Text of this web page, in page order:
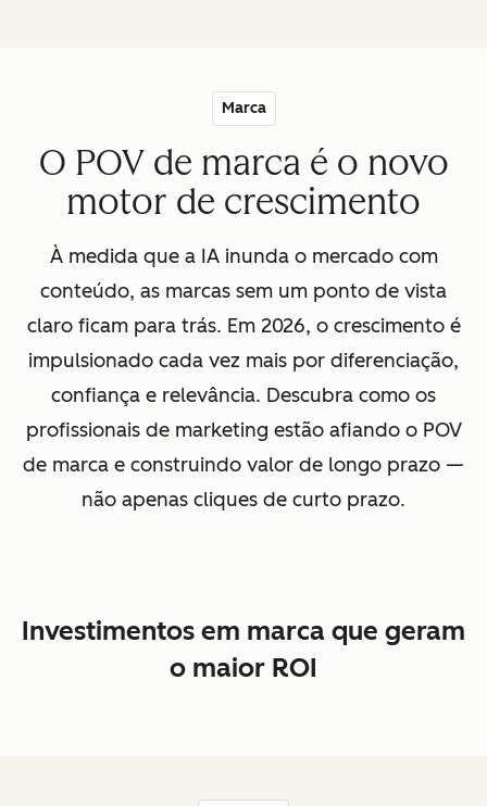
Marca
O POV de marca é o novo
motor de crescimento
À medida que a IA inunda o mercado com
conteúdo, as marcas sem um ponto de vista
claro ficam para trás. Em 2026, o crescimento é
impulsionado cada vez mais por diferenciação,
confiança e relevância. Descubra como os
profissionais de marketing estão afiando o POV
de marca e construindo valor de longo prazo —
não apenas cliques de curto prazo.
Investimentos em marca que geram
o maior ROI